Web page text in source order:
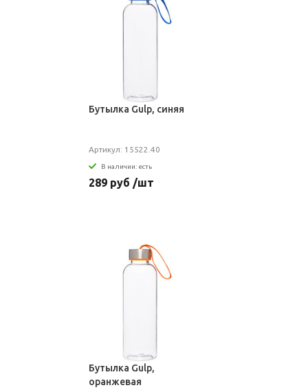
Бутылка Gulp, синяя
Артикул: 15522.40
В наличии: есть
289 руб /шт
Бутылка Gulp,
оранжевая